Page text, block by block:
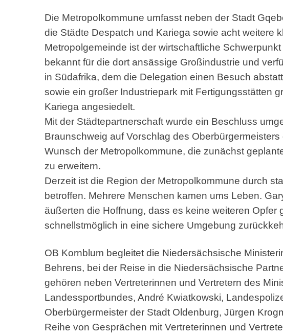
Die Metropolkommune umfasst neben der Stadt
die Städte Despatch und Kariega sowie acht weitere
Metropolgemeinde ist der wirtschaftliche
bekannt für die dort ansässige Großindustrie und
in Südafrika, dem die Delegation einen Besuch
sowie ein großer Industriepark mit Fertigungsstätten
Kariega angesiedelt.
Mit der Städtepartnerschaft wurde ein Beschluss
Braunschweig auf Vorschlag des
Wunsch der Metropolkommune, die zunächst
zu erweitern.
Derzeit ist die Region der Metropolkommune durch
betroffen. Mehrere Menschen kamen ums Leben.
äußerten die Hoffnung, dass es keine weiteren Opfer
schnellstmöglich in eine sichere Umgebung
OB Kornblum begleitet die Niedersächsische
Behrens, bei der Reise in die Niedersächsische
gehören neben Vertreterinnen und Vertretern des
Landessportbundes, André Kwiatkowski,
Oberbürgermeister der Stadt Oldenburg, Jürgen
Reihe von Gesprächen mit Vertreterinnen und